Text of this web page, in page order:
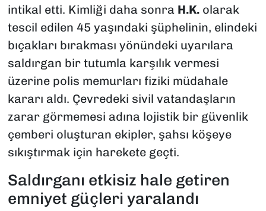
intikal etti. Kimliği daha sonra H.K.olarak
tescil edilen 45 yaşındaki şüphelinin, elindeki
bıçakları bırakması yönündeki uyarılara
saldırgan bir tutumla karşılık vermesi
üzerine polis memurları fiziki müdahale
kararı aldı. Çevredeki sivil vatandaşların
zarar görmemesi adına lojistik bir güvenlik
çemberi oluşturan ekipler, şahsı köşeye
sıkıştırmak için harekete geçti.
Saldırganı etkisiz hale getiren
emniyet güçleri yaralandı